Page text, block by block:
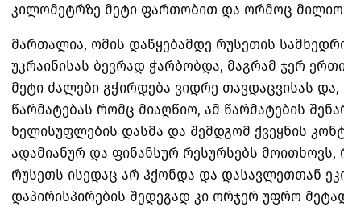
კილომეტრზე მეტი ფართობით და ორმოც
მართალია, ომის დაწყებამდე რუსეთის
უკრაინისას ბევრად ჭარბობდა, მაგრამ ჯერ
მეტი ძალები გჭირდება ვიდრე თავდაცვისას
წარმატებას რომც მიაღწიო, ამ წარმატების
ხელისუფლების დასმა და შემდგომ ქვეყნის
ადამიანურ და ფინანსურ რესურსებს მოითხოვს,
რუსეთს ისედაც არ ჰქონდა და დასავლეთთან
დაპირისპირების შედეგად კი ორჯერ უფრო